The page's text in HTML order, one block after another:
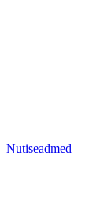
Nutiseadmed